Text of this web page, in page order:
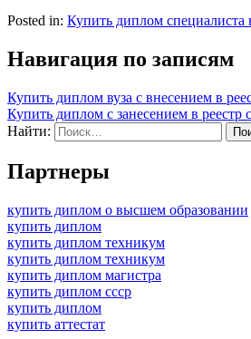
Posted in: Купить диплом специалиста
Навигация по записям
Купить диплом вуза с внесением в
Купить диплом с занесением в реестр
Найти:
Партнеры
купить диплом о высшем образовании
купить диплом
купить диплом техникум
купить диплом техникум
купить диплом магистра
купить диплом ссср
купить диплом
купить аттестат